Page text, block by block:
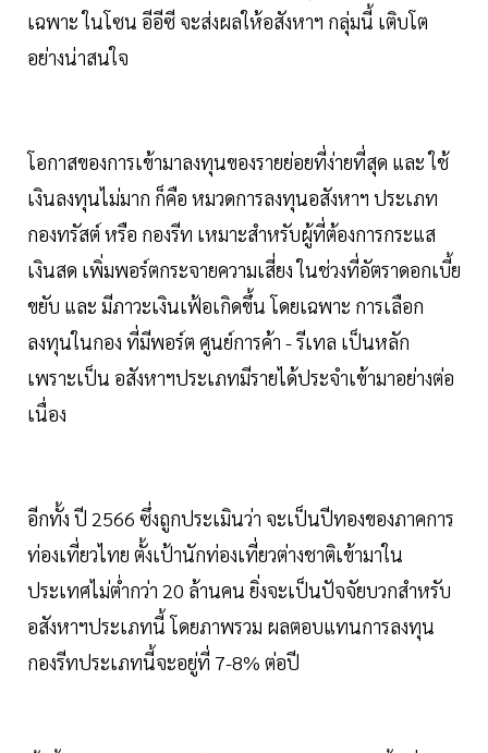
เฉพาะ ในโซน อีอีซี จะส่งผลให้อสังหาฯ กลุ่มนี้ เติบโต
อย่างน่าสนใจ
โอกาสของการเข้ามาลงทุนของรายย่อยที่ง่ายที่สุด และ ใช้
เงินลงทุนไม่มาก ก็คือ หมวดการลงทุนอสังหาฯ ประเภท
กองทรัสต์ หรือ กองรีท เหมาะสำหรับผู้ที่ต้องการกระแส
เงินสด เพิ่มพอร์ตกระจายความเสี่ยง ในช่วงที่อัตราดอกเบี้ย
ขยับ และ มีภาวะเงินเฟ้อเกิดขึ้น โดยเฉพาะ การเลือก
ลงทุนในกอง ที่มีพอร์ต ศูนย์การค้า - รีเทล เป็นหลัก
เพราะเป็น อสังหาฯประเภทมีรายได้ประจำเข้ามาอย่างต่อ
เนื่อง
อีกทั้ง ปี 2566 ซึ่งถูกประเมินว่า จะเป็นปีทองของภาคการ
ท่องเที่ยวไทย ตั้งเป้านักท่องเที่ยวต่างชาติเข้ามาใน
ประเทศไม่ต่ำกว่า 20 ล้านคน ยิ่งจะเป็นปัจจัยบวกสำหรับ
อสังหาฯประเภทนี้ โดยภาพรวม ผลตอบแทนการลงทุน
กองรีทประเภทนี้จะอยู่ที่ 7-8% ต่อปี